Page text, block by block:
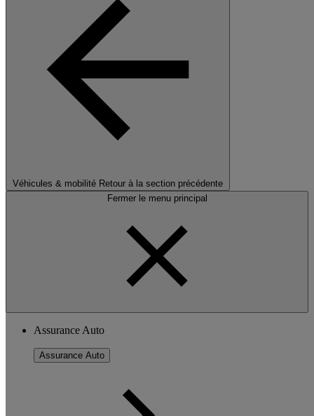
Véhicules & mobilité Retour à la section précédente
Fermer le menu principal
Assurance Auto
Assurance Auto